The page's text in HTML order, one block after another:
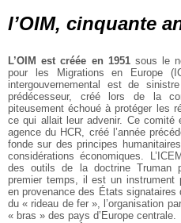
l’OIM, cinquante
L’OIM est créée en 1951sous le
pour les Migrations en Europe
intergouvernemental est de
prédécesseur, créé lors de la
piteusement échoué à protéger les
ce qui allait leur advenir. Ce comité
agence du HCR, créé l’année
fonde sur des principes
considérations économiques.
des outils de la doctrine Truman
premier temps, il est un instrument
en provenance des États
du « rideau de fer », l’organisation
« bras » des pays d’Europe centrale.